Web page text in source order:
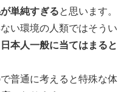
単純すぎると思います。
い環境の人類ではそうい
日本人一般に当てはまると
普通に考えると特殊な体